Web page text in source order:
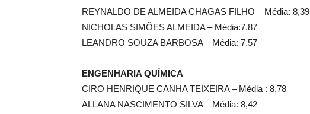
REYNALDO DE ALMEIDA CHAGAS FILHO – Média: 8,39
NICHOLAS SIMÕES ALMEIDA – Média:7,87
LEANDRO SOUZA BARBOSA – Média: 7.57
ENGENHARIA QUÍMICA
CIRO HENRIQUE CANHA TEIXEIRA – Média : 8,78
ALLANA NASCIMENTO SILVA – Média: 8,42